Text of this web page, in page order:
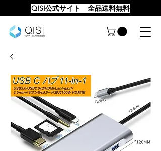
QISI公式サイト 全品送料無料